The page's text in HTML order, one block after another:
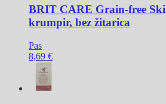
BRIT CARE Grain-free
krumpir, bez žitarica
Pas
8,69 €